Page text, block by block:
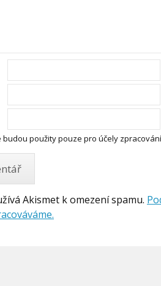
budou použity pouze pro účely
Akismet k omezení spamu.